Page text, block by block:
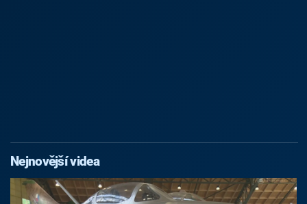
Nejnovější videa